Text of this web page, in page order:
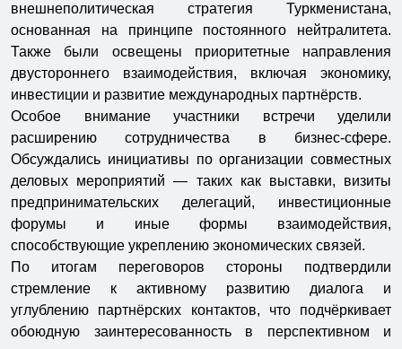
внешнеполитическая стратегия Туркменистана,
основанная на принципе постоянного нейтралитета.
Также были освещены приоритетные направления
двустороннего взаимодействия, включая экономику,
инвестиции и развитие международных партнёрств.
Особое внимание участники встречи уделили
расширению сотрудничества в бизнес-сфере.
Обсуждались инициативы по организации совместных
деловых мероприятий — таких как выставки, визиты
предпринимательских делегаций, инвестиционные
форумы и иные формы взаимодействия,
способствующие укреплению экономических связей.
По итогам переговоров стороны подтвердили
стремление к активному развитию диалога и
углублению партнёрских контактов, что подчёркивает
обоюдную заинтересованность в перспективном и